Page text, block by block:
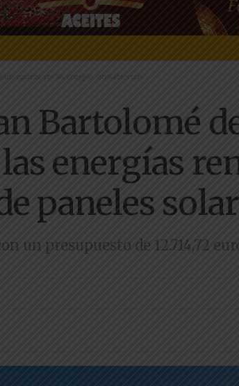
apuesta por las energías renovables con...
Bartolomé
energías
paneles
un presupuesto de 12.714,72